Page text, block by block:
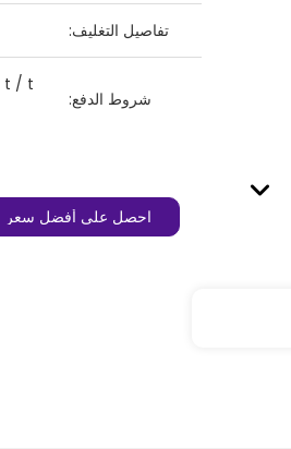
تفاصيل التغليف:
شروط الدفع:
احصل على أفضل سعر